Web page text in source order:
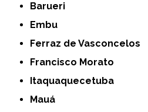
Barueri
Embu
Ferraz de Vasconcelos
Francisco Morato
Itaquaquecetuba
Mauá